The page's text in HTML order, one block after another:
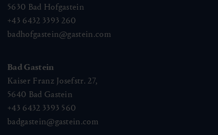
5630 Bad Hofgastein
+43 6432 3393 260
badhofgastein@gastein.com
Bad Gastein
Kaiser Franz Josefstr. 27,
5640 Bad Gastein
+43 6432 3393 560
badgastein@gastein.com